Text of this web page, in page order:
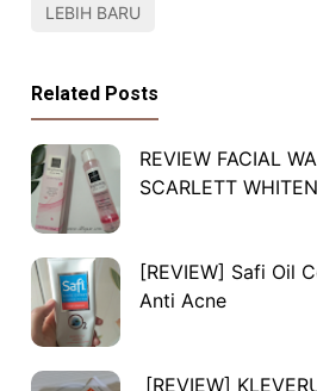
LEBIH BARU
Related Posts
REVIEW FACIAL
SCARLETT
[REVIEW] Safi Oil
Anti Acne
[REVIEW]